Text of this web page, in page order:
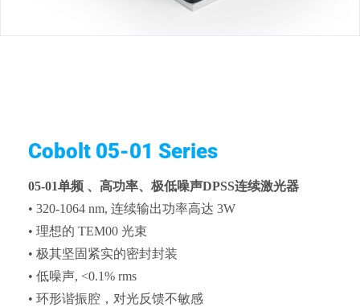
Cobolt 05-01 Series
05-01单频 、高功率、极低噪声DPSS连续激光器
• 320-1064 nm, 连续输出功率高达 3W
• 理想的 TEM00 光束
• 极其坚固紧实的密封封装
• 低噪声, <0.1% rms
• 环形谐振腔，对光反馈不敏感